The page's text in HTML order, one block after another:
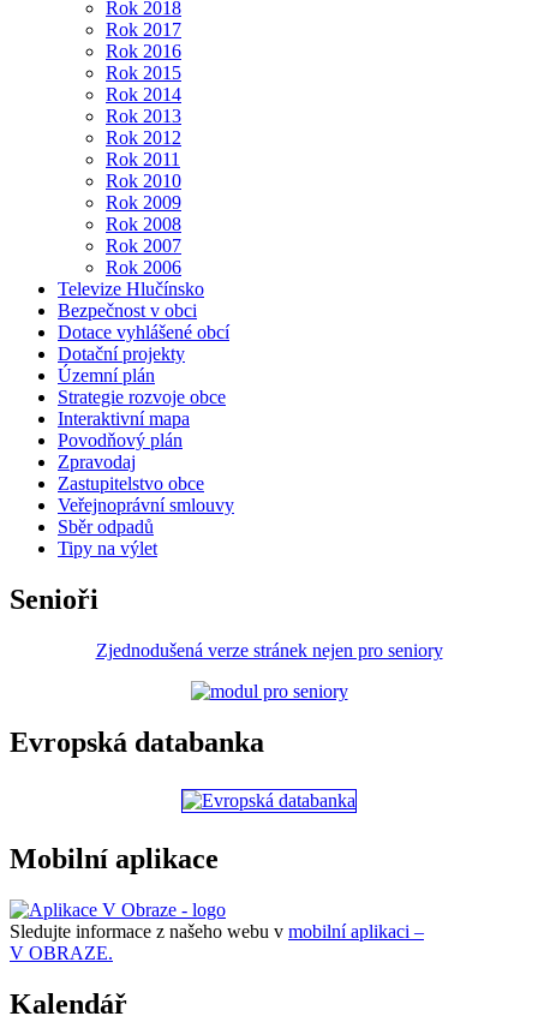
Rok 2018
Rok 2017
Rok 2016
Rok 2015
Rok 2014
Rok 2013
Rok 2012
Rok 2011
Rok 2010
Rok 2009
Rok 2008
Rok 2007
Rok 2006
Televize Hlučínsko
Bezpečnost v obci
Dotace vyhlášené obcí
Dotační projekty
Územní plán
Strategie rozvoje obce
Interaktivní mapa
Povodňový plán
Zpravodaj
Zastupitelstvo obce
Veřejnoprávní smlouvy
Sběr odpadů
Tipy na výlet
Senioři
Zjednodušená verze stránek nejen pro seniory
Evropská databanka
Mobilní aplikace
Sledujte informace z našeho webu v mobilní aplikaci –
V OBRAZE.
Kalendář